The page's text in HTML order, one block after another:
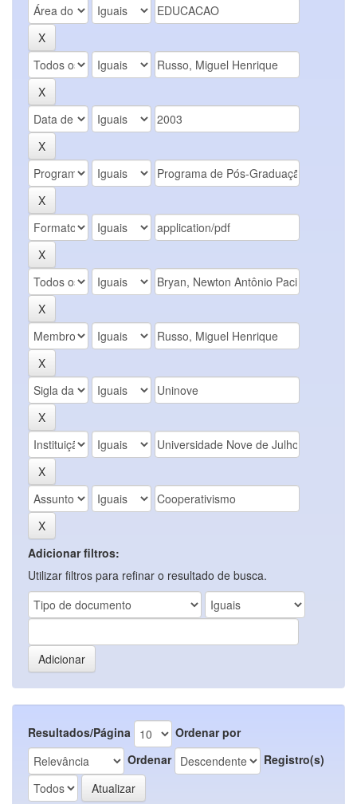
Adicionar filtros:
Utilizar filtros para refinar o resultado de busca.
Resultados/Página
Ordenar por
Ordenar
Registro(s)